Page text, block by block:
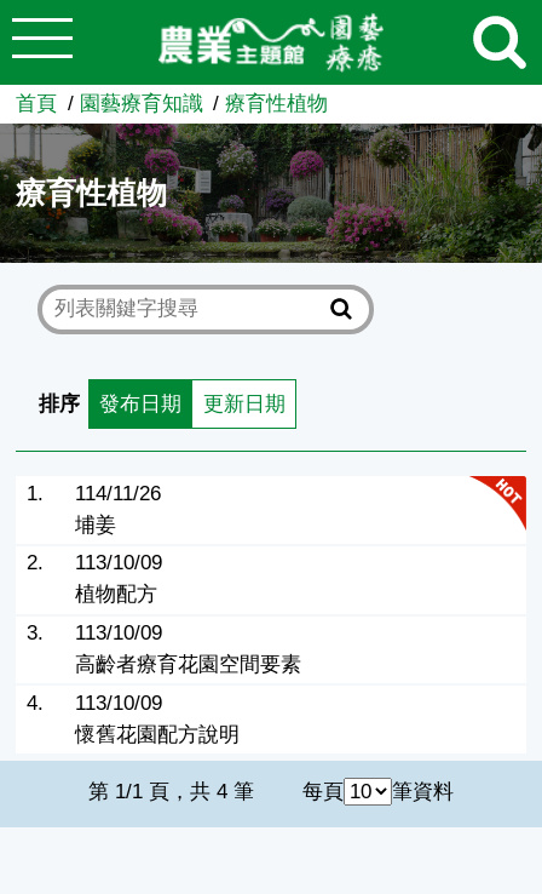
跳到主要內容
農業知識入口網
首頁 園藝療育知識 療育性植物
療育性植物
排序 發布日期 更新日期
1.
114/11/26
埔姜
2.
113/10/09
植物配方
3.
113/10/09
高齡者療育花園空間要素
4.
113/10/09
懷舊花園配方說明
第 1/1 頁，共 4 筆 每頁 筆資料